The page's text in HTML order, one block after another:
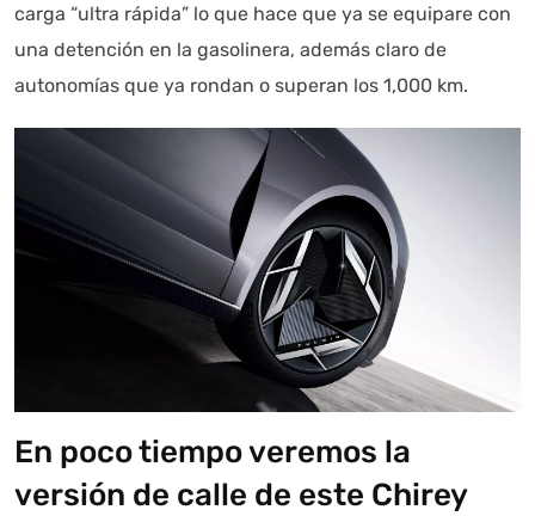
carga “ultra rápida” lo que hace que ya se equipare con
una detención en la gasolinera, además claro de
autonomías que ya rondan o superan los 1,000 km.
En poco tiempo veremos la
versión de calle de este Chirey